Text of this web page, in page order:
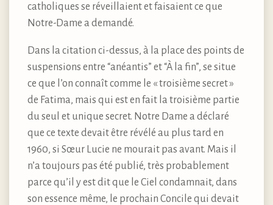
catholiques se réveillaient et faisaient ce que
Notre-Dame a demandé.
Dans la citation ci-dessus, à la place des points de
suspensions entre “anéantis” et “À la fin”, se situe
ce que l’on connaît comme le « troisième secret »
de Fatima, mais qui est en fait la troisième partie
du seul et unique secret. Notre Dame a déclaré
que ce texte devait être révélé au plus tard en
1960, si Sœur Lucie ne mourait pas avant. Mais il
n’a toujours pas été publié, très probablement
parce qu’il y est dit que le Ciel condamnait, dans
son essence même, le prochain Concile qui devait